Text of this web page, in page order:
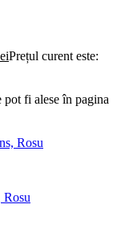
Prețul curent este:
fi alese în pagina